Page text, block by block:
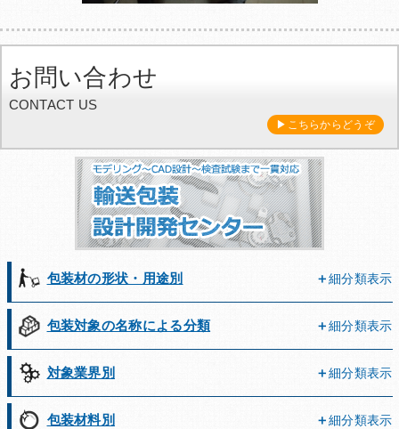
お問い合わせ
CONTACT US
▶こちらからどうぞ
包装材の形状・用途別 細分類表示
包装対象の名称による分類 細分類表示
対象業界別 細分類表示
包装材料別 細分類表示